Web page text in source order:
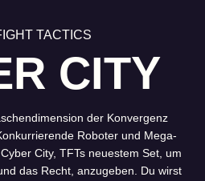
TACTICS
CITY
der Konvergenz
Roboter und Mega-
City, TFTs neuestem Set, um
das Recht, anzugeben. Du wirst